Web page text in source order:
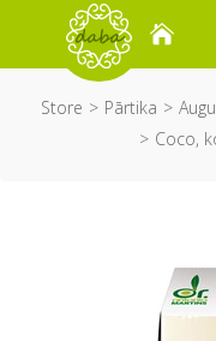
Store Pārtika
Coco,